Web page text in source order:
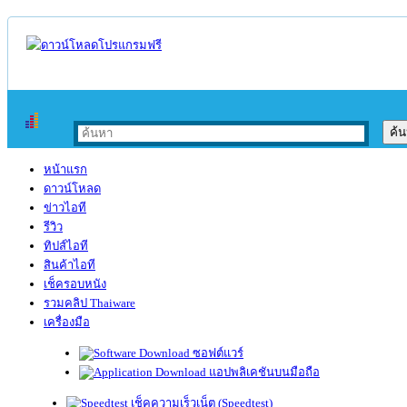
หน้าแรก
ดาวน์โหลด
ข่าวไอที
รีวิว
ทิปส์ไอที
สินค้าไอที
เช็ครอบหนัง
รวมคลิป Thaiware
เครื่องมือ
ซอฟต์แวร์
แอปพลิเคชันบนมือถือ
เช็คความเร็วเน็ต (Speedtest)